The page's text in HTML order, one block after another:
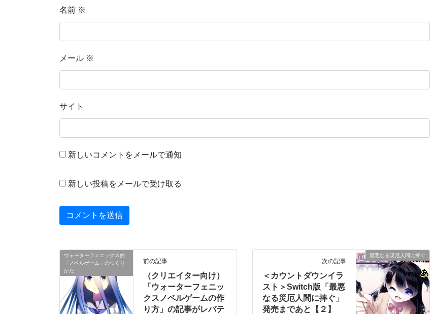
名前 ※
メール ※
サイト
新しいコメントをメールで通知
新しい投稿をメールで受け取る
ウォーターフェニックス的
「ノベルゲーム」のつくり
かた
前の記事
（クリエイター向け）
「ウォーターフェニッ
クスノベルゲームの作
り方」の記事がレバテ
最悪なる災厄人間に捧ぐ
次の記事
＜カウントダウンイラ
スト＞Switch版「最悪
なる災厄人間に捧ぐ」
発売まであと【２】